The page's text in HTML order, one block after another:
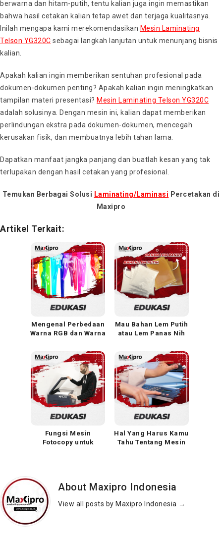
berwarna dan hitam-putih, tentu kalian juga ingin memastikan
bahwa hasil cetakan kalian tetap awet dan terjaga kualitasnya.
Inilah mengapa kami merekomendasikan Mesin Laminating
Telson YG320C sebagai langkah lanjutan untuk menunjang bisnis
kalian.
Apakah kalian ingin memberikan sentuhan profesional pada
dokumen-dokumen penting? Apakah kalian ingin meningkatkan
tampilan materi presentasi? Mesin Laminating Telson YG320C
adalah solusinya. Dengan mesin ini, kalian dapat memberikan
perlindungan ekstra pada dokumen-dokumen, mencegah
kerusakan fisik, dan membuatnya lebih tahan lama.
Dapatkan manfaat jangka panjang dan buatlah kesan yang tak
terlupakan dengan hasil cetakan yang profesional.
Temukan Berbagai Solusi Laminating/Laminasi Percetakan di
Maxipro
Artikel Terkait:
Mengenal Perbedaan
Warna RGB dan Warna
Desain
Mau Bahan Lem Putih
atau Lem Panas Nih
Fungsi Mesin
Fotocopy untuk
Hal Yang Harus Kamu
Tahu Tentang Mesin
About Maxipro Indonesia
View all posts by Maxipro Indonesia →